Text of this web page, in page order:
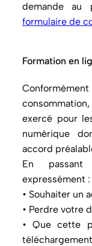
demande au
formulaire de
Formation en
exercé pour
numérique
accord
En passant
expressément :
• Souhaiter un
• Perdre votre
• Que cette